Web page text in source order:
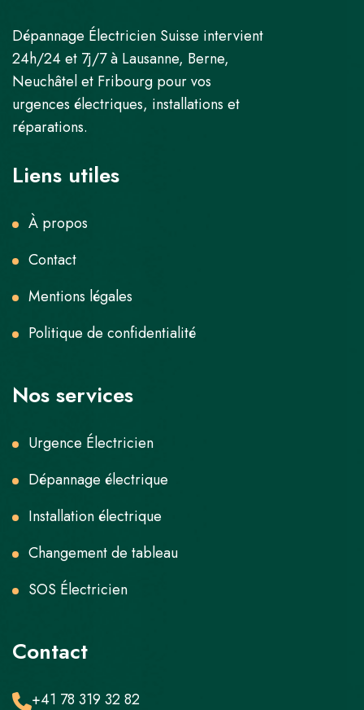
Dépannage Électricien Suisse intervient
24h/24 et 7j/7 à Lausanne, Berne,
Neuchâtel et Fribourg pour vos
urgences électriques, installations et
réparations.
Liens utiles
À propos
Contact
Mentions légales
Politique de confidentialité
Nos services
Urgence Électricien
Dépannage électrique
Installation électrique
Changement de tableau
SOS Électricien
Contact
+41 78 319 32 82